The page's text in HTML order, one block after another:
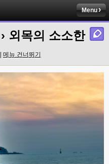
Menu
› 외목의 소소한
메뉴 건너뛰기